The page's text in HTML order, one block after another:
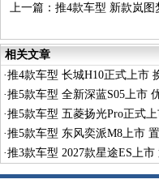
上一篇： 推4款车型 新款岚
相关文章
·推4款车型 长城H10正式上市
·推5款车型 全新深蓝S05上市
·推5款车型 五菱扬光Pro正式
·推5款车型 东风奕派M8上市
·推3款车型 2027款星途ES上市